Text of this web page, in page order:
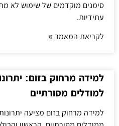
סימנים מוקדמים של שימוש לא
עתידיות.
לקריאת המאמר »
למידה מרחוק בזום:
למודלים מסורתיים
למידה מרחוק בזום מציעה